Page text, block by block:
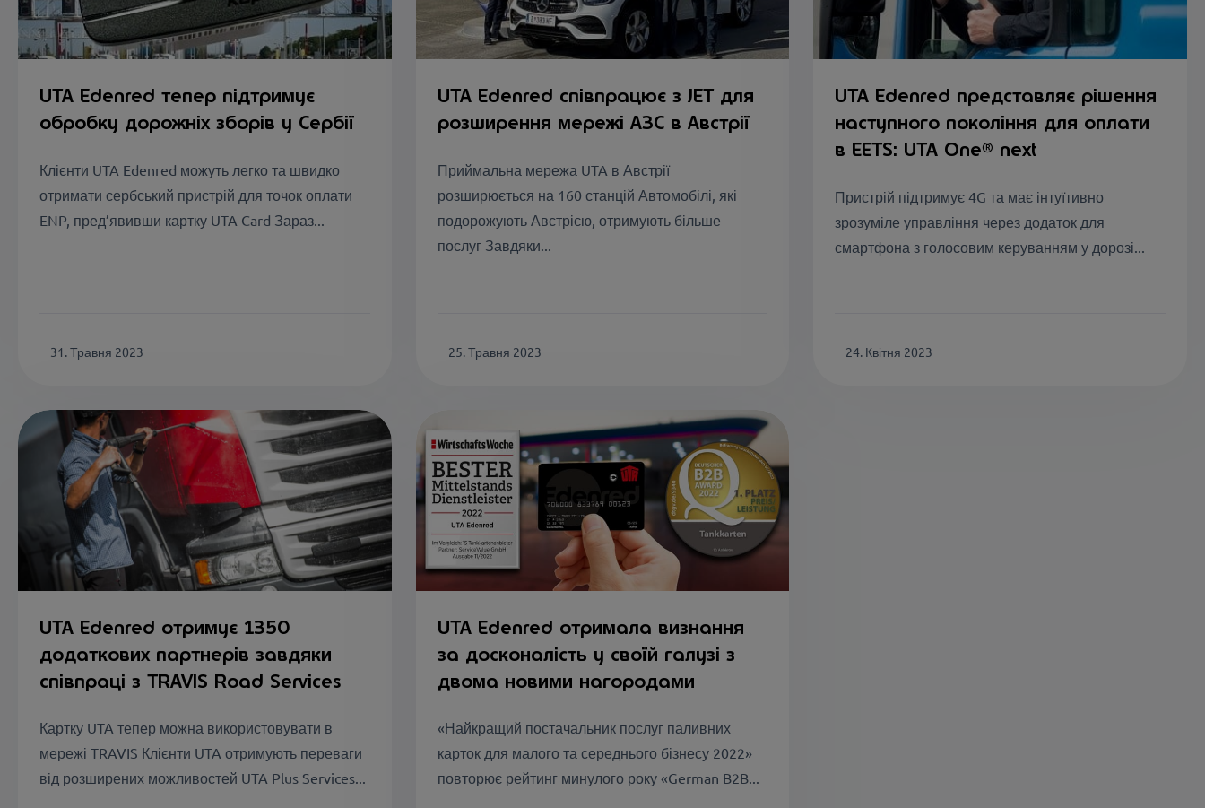
UTA Edenred тепер підтримує
обробку дорожніх зборів у Сербії
Клієнти UTA Edenred можуть легко та швидко
отримати сербський пристрій для точок оплати
ENP, пред’явивши картку UTA Card Зараз...
31. Травня 2023
UTA Edenred співпрацює з JET для
розширення мережі АЗС в Австрії
Приймальна мережа UTA в Австрії
розширюється на 160 станцій Автомобілі, які
подорожують Австрією, отримують більше
послуг Завдяки...
25. Травня 2023
UTA Edenred представляє рішення
наступного покоління для оплати
в EETS: UTA One® next
Пристрій підтримує 4G та має інтуїтивно
зрозуміле управління через додаток для
смартфона з голосовим керуванням у дорозі...
24. Квітня 2023
UTA Edenred отримує 1350
додаткових партнерів завдяки
співпраці з TRAVIS Road Services
Картку UTA тепер можна використовувати в
мережі TRAVIS Клієнти UTA отримують переваги
від розширених можливостей UTA Plus Services...
UTA Edenred отримала визнання
за досконалість у своїй галузі з
двома новими нагородами
«Найкращий постачальник послуг паливних
карток для малого та середнього бізнесу 2022»
повторює рейтинг минулого року «German B2B...